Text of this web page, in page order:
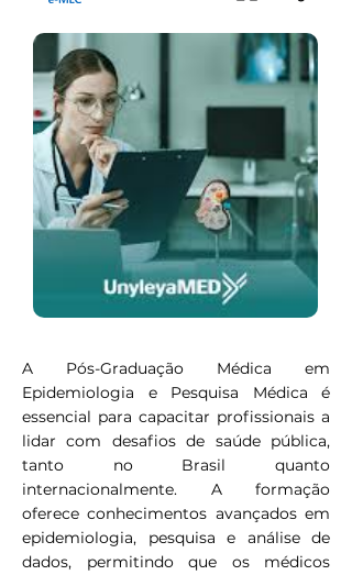
A Pós-Graduação Médica em
Epidemiologia e Pesquisa Médica é
essencial para capacitar profissionais a
lidar com desafios de saúde pública,
tanto no Brasil quanto
internacionalmente. A formação
oferece conhecimentos avançados em
epidemiologia, pesquisa e análise de
dados, permitindo que os médicos